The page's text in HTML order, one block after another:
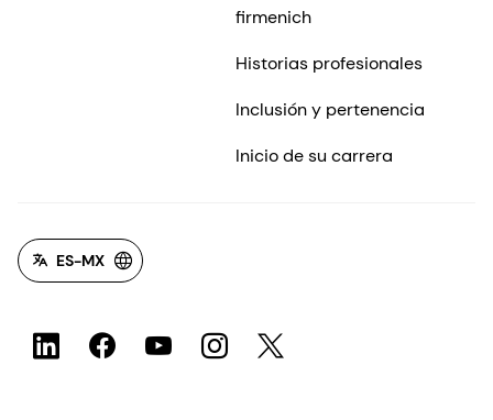
firmenich
Historias profesionales
Inclusión y pertenencia
Inicio de su carrera
ES-MX